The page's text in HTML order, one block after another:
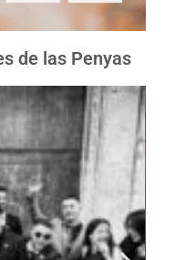
de las Penyas